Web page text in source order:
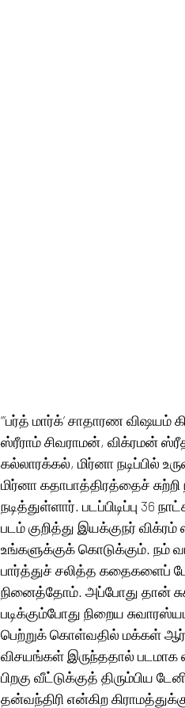
”’பர்த் மார்க்’ சாதாரண விஷயம்
ஸ்ரீராம் சிவராமன், விக்ரமன்
கல்லாரக்கல், மிர்னா நடிப்பில்
மிர்னா கதாபாத்திரத்தைச்
நடித்துள்ளார். படப்பிடிப்பு 36
படம் குறித்து இயக்குநர் விக்ரம்
உங்களுக்குக் கொடுக்கும். நம்
பார்த்துச் சலித்த கதைகளைப்
நினைத்தோம். அப்போது தான்
படிக்கும்போது நிறைய
பெற்றுக் கொள்வதில் மக்கள் ஆர்வம்
விசயங்கள் இருந்ததால் படமாக
பிறகு வீட்டுக்குத் திரும்பிய
தன்வந்திரி என்கிற